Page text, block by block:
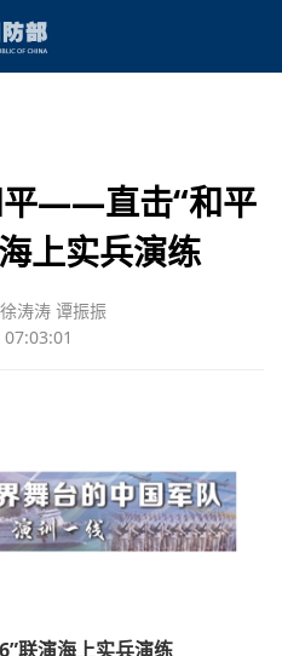
平——直击“和平
上实兵演练
涛涛 谭振振
联演海上实兵演练